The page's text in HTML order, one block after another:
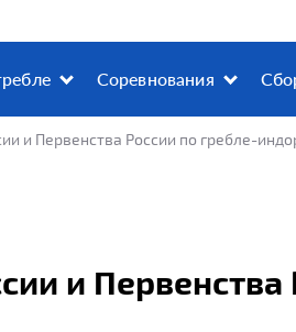
Соревнования
и Первенства России по гребле-
и